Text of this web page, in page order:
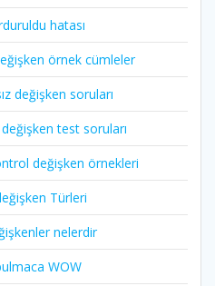
hatası
örnek cümleler
değişken soruları
değişken test soruları
değişken örnekleri
Türleri
nelerdir
WOW